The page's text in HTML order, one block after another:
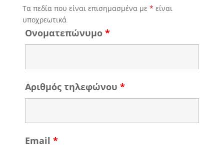
Τα πεδία που είναι επισημασμένα με * είναι
υποχρεωτικά
Ονοματεπώνυμο *
Αριθμός τηλεφώνου *
Email *